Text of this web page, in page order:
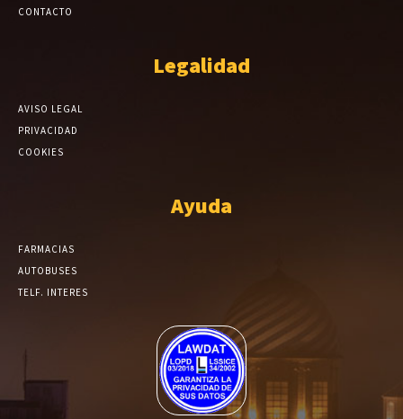
CONTACTO
Legalidad
AVISO LEGAL
PRIVACIDAD
COOKIES
Ayuda
FARMACIAS
AUTOBUSES
TELF. INTERES